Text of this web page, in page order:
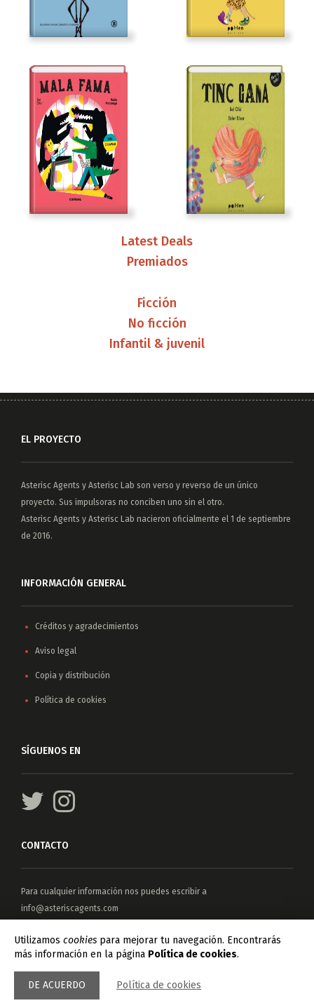
Utilizamos cookies para mejorar tu navegación. Encontrarás
más información en la página Política de cookies.
DE ACUERDO Política de cookies
Latest Deals
Premiados
Ficción
No ficción
Infantil & juvenil
EL PROYECTO
Asterisc Agents y Asterisc Lab son verso y reverso de un único
proyecto. Sus impulsoras no conciben uno sin el otro.
Asterisc Agents y Asterisc Lab nacieron oficialmente el 1 de septiembre
de 2016.
INFORMACIÓN GENERAL
Créditos y agradecimientos
Aviso legal
Copia y distribución
Política de cookies
SÍGUENOS EN
CONTACTO
Para cualquier información nos puedes escribir a
info@asteriscagents.com
© 2026 ASTERISC AGENTS. ALL RIGHTS RESERVED.